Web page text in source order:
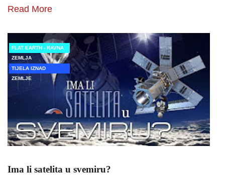
Read More
FLAT EARTH - RAVNA
ZEMLJA
TIJELA IZNAD
ZEMLJE
Ima li satelita u svemiru?